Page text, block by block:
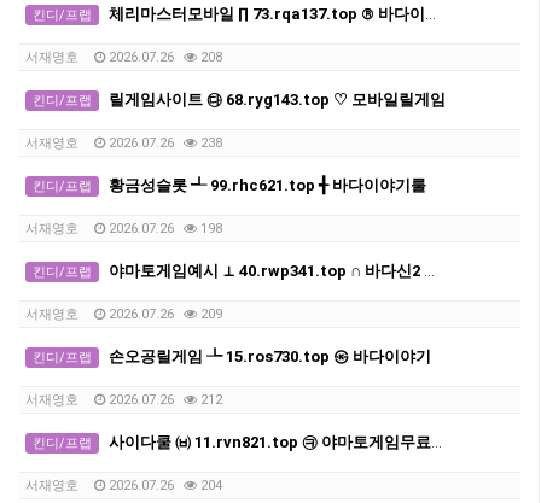
킨디/프랩 체리마스터모바일 ∏ 73.rqa137.top ® 바다이야기
서재영호 2026.07.26 208
킨디/프랩 릴게임사이트 ㉰ 68.ryg143.top ♡ 모바일릴게임
서재영호 2026.07.26 238
킨디/프랩 황금성슬롯 ┹ 99.rhc621.top ╉ 바다이야기룰
서재영호 2026.07.26 198
킨디/프랩 야마토게임예시 ⊥ 40.rwp341.top ∩ 바다신2 다운로드
서재영호 2026.07.26 209
킨디/프랩 손오공릴게임 ┺ 15.ros730.top ㉿ 바다이야기
서재영호 2026.07.26 212
킨디/프랩 사이다쿨 ㈅ 11.rvn821.top ㉪ 야마토게임무료다운받기
서재영호 2026.07.26 204